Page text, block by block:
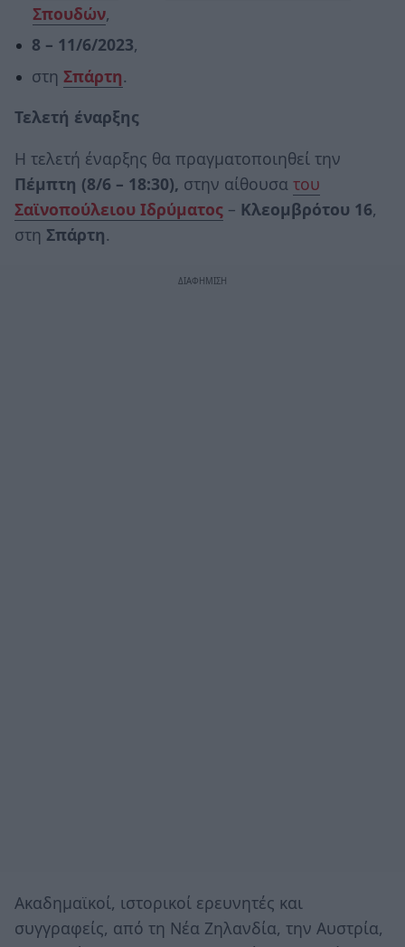
Σπουδών,
8 – 11/6/2023,
στη Σπάρτη.
Τελετή έναρξης
Η τελετή έναρξης θα πραγματοποιηθεί την
Πέμπτη (8/6 – 18:30), στην αίθουσα του
Σαϊνοπούλειου Ιδρύματος – Κλεομβρότου 16,
στη Σπάρτη.
Ακαδημαϊκοί, ιστορικοί ερευνητές και
συγγραφείς, από τη Νέα Ζηλανδία, την Αυστρία,